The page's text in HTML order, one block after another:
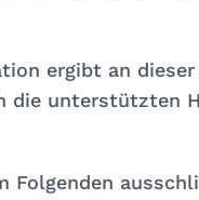
ergibt an
unterstützten
Folgenden